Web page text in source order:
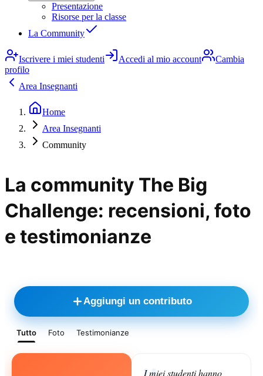
Presentazione
Risorse per la classe
La Community
Iscrivere i miei studenti Accedi al mio account
Cambia
profilo
Area Insegnanti
Home
Area Insegnanti
Community
La community The Big
Challenge: recensioni, foto
e testimonianze
Aggiungi un contributo
Tutto Foto Testimonianze
I miei studenti hanno